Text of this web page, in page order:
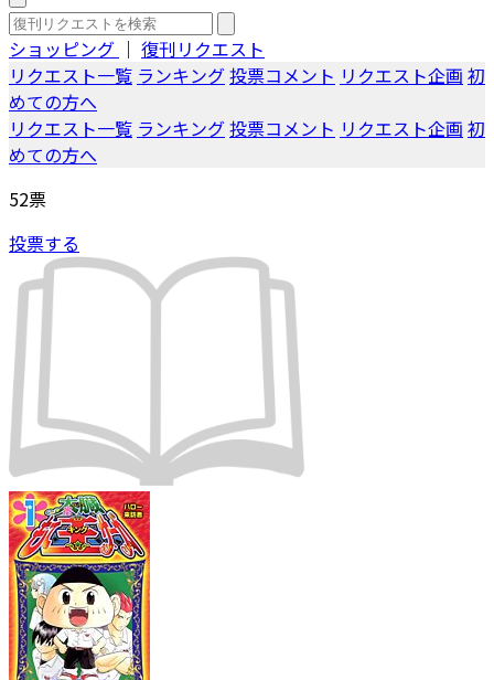
ショッピング ｜ 復刊リクエスト
リクエスト一覧 ランキング投票コメント リクエスト企画 初
めての方へ
リクエスト一覧 ランキング投票コメント リクエスト企画 初
めての方へ
52票
投票する